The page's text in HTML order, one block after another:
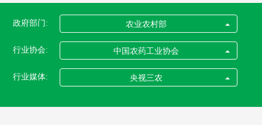
政府部门: 农业农村部
行业协会: 中国农药工业协会
行业媒体: 央视三农